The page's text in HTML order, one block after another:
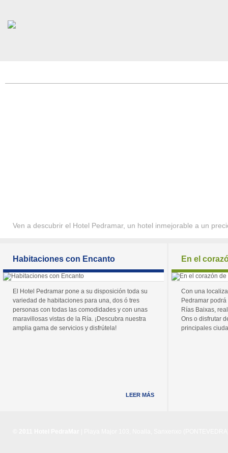
Ven a descubrir el Hotel Pedramar, un hotel inmejorable a un
Habitaciones con Encanto
El Hotel Pedramar pone a su disposición toda su
variedad de habitaciones para una, dos ó tres
personas con todas las comodidades y con unas
maravillosas vistas de la Ría. ¡Descubra nuestra
amplia gama de servicios y disfrútela!
LEER MÁS
En el
Con una
Pedramar
Rías Baixas,
Ons o disfrutar
principales